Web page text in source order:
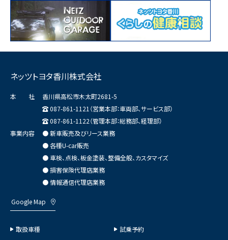
ネッツトヨタ香川株式会社
本 社
香川県高松市木太町2681-5
087-861-1121（営業本部：車両部、サービス部）
087-861-1122（管理本部：総務部、経理部）
事業内容
● 新車販売及びリース業務
● 各種U-car販売
● 車検、点検、板金塗装、整備全般、カスタマイズ
● 損害保険代理店業務
● 情報通信代理店業務
Google Map
取扱車種 試乗予約